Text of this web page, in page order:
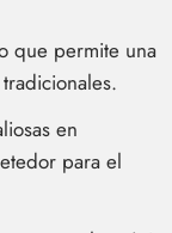
que permite una
en
para el